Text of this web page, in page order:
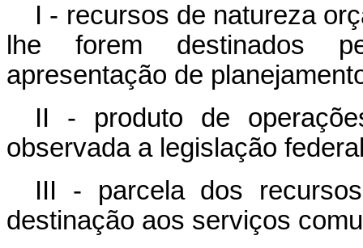
I - recursos de natureza
lhe forem destinados
apresentação de
II - produto de
observada a legislação
III - parcela dos
destinação aos serviços